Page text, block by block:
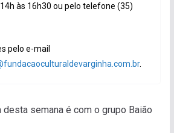
às 16h30 ou pelo telefone (35)
pelo e-mail
.
desta semana é com o grupo Baião